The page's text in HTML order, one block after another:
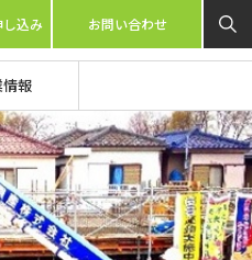
込み お問い合わせ
報